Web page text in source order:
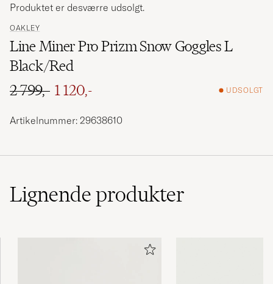
OAKLEY
Line Miner Pro Prizm Snow Goggles L
Black/Red
Ordinary pris
2 799,-
Nedsat pris
1 120,- UDSOLGT
Produktet er desværre udsolgt.
Artikelnummer: 29638610
Lignendeprodukter